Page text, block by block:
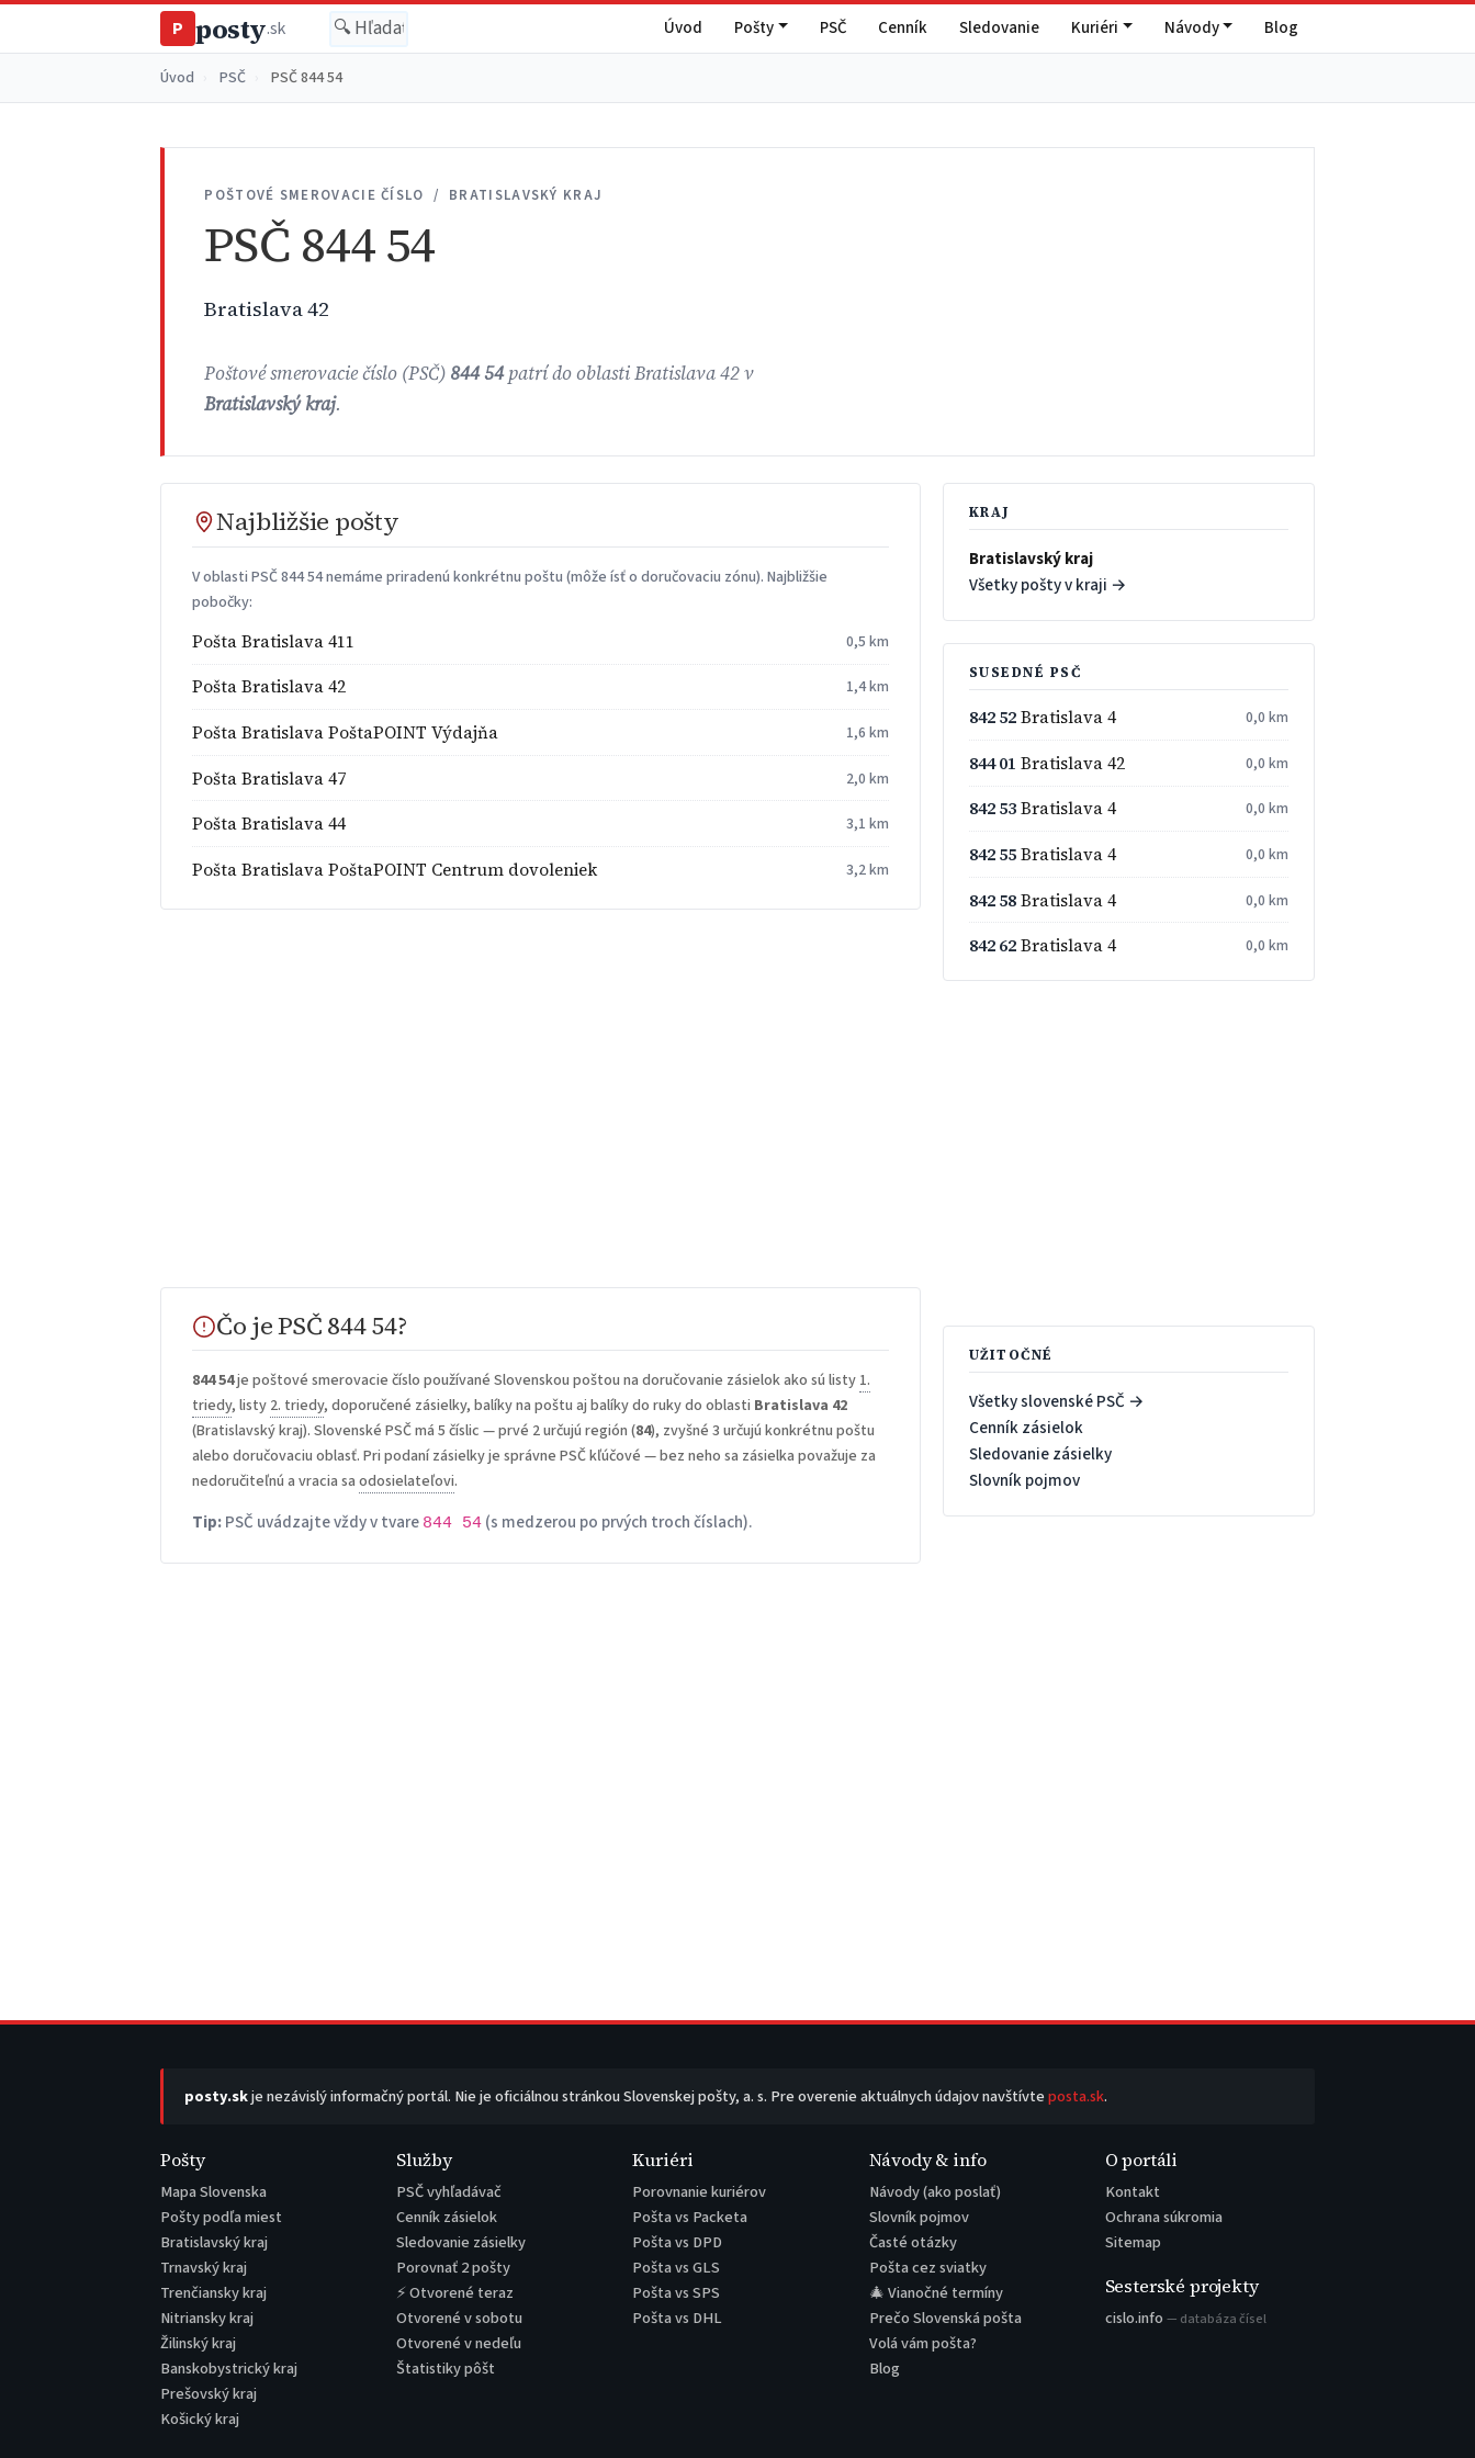
P posty.sk Úvod Pošty PSČ Cenník Sledovanie Kuriéri Návody Blog
Úvod PSČ PSČ 844 54
POŠTOVÉ SMEROVACIE ČÍSLO / BRATISLAVSKÝ KRAJ
PSČ 844 54
Bratislava 42
Poštové smerovacie číslo (PSČ) 844 54patrí do oblasti Bratislava 42 v
Bratislavský kraj.
Najbližšie pošty
V oblasti PSČ 844 54 nemáme priradenú konkrétnu poštu (môže ísť o doručovaciu zónu). Najbližšie
pobočky:
Pošta Bratislava 411 0,5 km
Pošta Bratislava 42 1,4 km
Pošta Bratislava PoštaPOINT Výdajňa 1,6 km
Pošta Bratislava 47 2,0 km
Pošta Bratislava 44 3,1 km
Pošta Bratislava PoštaPOINT Centrum dovoleniek 3,2 km
Čo je PSČ 844 54?
844 54je poštové smerovacie číslo používané Slovenskou poštou na doručovanie zásielok ako sú listy 1.
triedy, listy 2. triedy, doporučené zásielky, balíky na poštu aj balíky do ruky do oblasti Bratislava 42
(Bratislavský kraj). Slovenské PSČ má 5 číslic — prvé 2 určujú región (84), zvyšné 3 určujú konkrétnu poštu
alebo doručovaciu oblasť. Pri podaní zásielky je správne PSČ kľúčové — bez neho sa zásielka považuje za
nedoručiteľnú a vracia saodosielateľovi.
Tip:PSČ uvádzajte vždy v tvare 844 54 (s medzerou po prvých troch číslach).
KRAJ
Bratislavský kraj
Všetky pošty v kraji →
SUSEDNÉ PSČ
842 52Bratislava 4 0,0 km
844 01 Bratislava 42 0,0 km
842 53Bratislava 4 0,0 km
842 55Bratislava 4 0,0 km
842 58Bratislava 4 0,0 km
842 62Bratislava 4 0,0 km
UŽITOČNÉ
Všetky slovenské PSČ →
Cenník zásielok
Sledovanie zásielky
Slovník pojmov
posty.skje nezávislý informačný portál. Nie je oficiálnou stránkou Slovenskej pošty, a. s. Pre overenie aktuálnych údajov navštívteposta.sk.
Pošty
Mapa Slovenska
Pošty podľa miest
Bratislavský kraj
Trnavský kraj
Trenčiansky kraj
Nitriansky kraj
Žilinský kraj
Banskobystrický kraj
Prešovský kraj
Košický kraj
Služby
PSČ vyhľadávač
Cenník zásielok
Sledovanie zásielky
Porovnať 2 pošty
⚡ Otvorené teraz
Otvorené v sobotu
Otvorené v nedeľu
Štatistiky pôšt
Kuriéri
Porovnanie kuriérov
Pošta vs Packeta
Pošta vs DPD
Pošta vs GLS
Pošta vs SPS
Pošta vs DHL
Návody & info
Návody (ako poslať)
Slovník pojmov
Časté otázky
Pošta cez sviatky
🎄 Vianočné termíny
Prečo Slovenská pošta
Volá vám pošta?
Blog
O portáli
Kontakt
Ochrana súkromia
Sitemap
Sesterské projekty
cislo.info — databáza čísel